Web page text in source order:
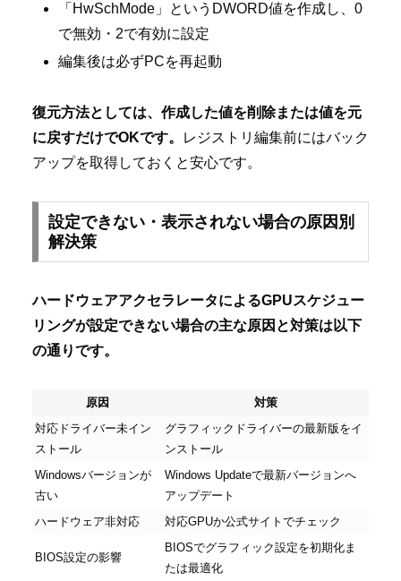
「HwSchMode」というDWORD値を作成し、0
で無効・2で有効に設定
編集後は必ずPCを再起動
復元方法としては、作成した値を削除または値を元
に戻すだけでOKです。
レジストリ編集前にはバック
アップを取得しておくと安心です。
設定できない・表示されない場合の原因別
解決策
ハードウェアアクセラレータによるGPUスケジュー
リングが設定できない場合の主な原因と対策は以下
の通りです。
原因
対策
対応ドライバー未イン
ストール
グラフィックドライバーの最新版をイ
ンストール
Windowsバージョンが
古い
Windows Updateで最新バージョンへ
アップデート
ハードウェア非対応
対応GPUか公式サイトでチェック
BIOS設定の影響
BIOSでグラフィック設定を初期化ま
たは最適化